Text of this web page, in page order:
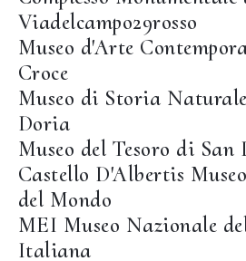
Viadelcampo29rosso
Museo d'Arte
Croce
Museo di Storia
Doria
Museo del Tesoro di San
Castello D'Albertis
del Mondo
MEI Museo Nazionale
Italiana